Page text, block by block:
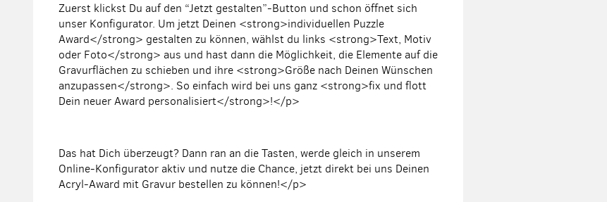
Zuerst klickst Du auf den “Jetzt gestalten”-Button und schon öffnet sich
unser Konfigurator. Um jetzt Deinen <strong>individuellen Puzzle
Award</strong> gestalten zu können, wählst du links <strong>Text, Motiv
oder Foto</strong> aus und hast dann die Möglichkeit, die Elemente auf die
Gravurflächen zu schieben und ihre <strong>Größe nach Deinen Wünschen
anzupassen</strong>. So einfach wird bei uns ganz <strong>fix und flott
Dein neuer Award personalisiert</strong>!</p>
Das hat Dich überzeugt? Dann ran an die Tasten, werde gleich in unserem
Online-Konfigurator aktiv und nutze die Chance, jetzt direkt bei uns Deinen
Acryl-Award mit Gravur bestellen zu können!</p>